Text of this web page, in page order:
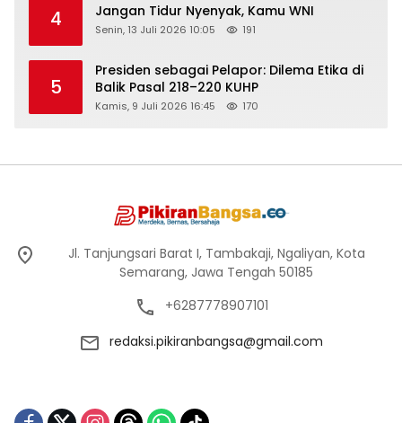
4 Jangan Tidur Nyenyak, Kamu WNI
Senin, 13 Juli 2026 10:05 191
5
Presiden sebagai Pelapor: Dilema Etika di
Balik Pasal 218–220 KUHP
Kamis, 9 Juli 2026 16:45 170
Jl. Tanjungsari Barat I, Tambakaji, Ngaliyan, Kota
Semarang, Jawa Tengah 50185
+6287778907101
redaksi.pikiranbangsa@gmail.com